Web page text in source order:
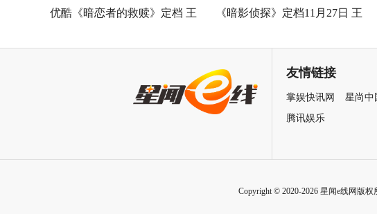
优酷《暗恋者的救赎》定档 王 《暗影侦探》定档11月27日 王
友情链接
掌娱快讯网 星尚中
腾讯娱乐
Copyright © 2020-2026 星闻e线网版